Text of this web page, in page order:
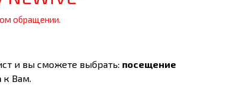
обращении.
и вы сможете выбрать: посещение
к Вам.